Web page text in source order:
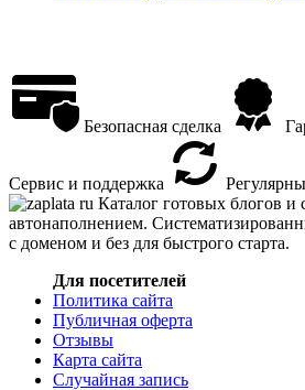
Безопасная сделка
Сервис и поддержка
Каталог готовых блогов и
автонаполнением.
с доменом и без для быстрого старта.
Для посетителей
Политика сайта
Публичная оферта
Отзывы
Карта сайта
Случайная запись